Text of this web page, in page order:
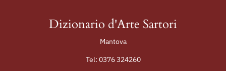
Dizionario d'Arte Sartori
Mantova
Tel: 0376 324260